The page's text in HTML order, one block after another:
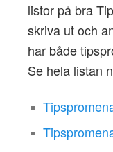
listor på bra
skriva ut och
har både
Se hela listan